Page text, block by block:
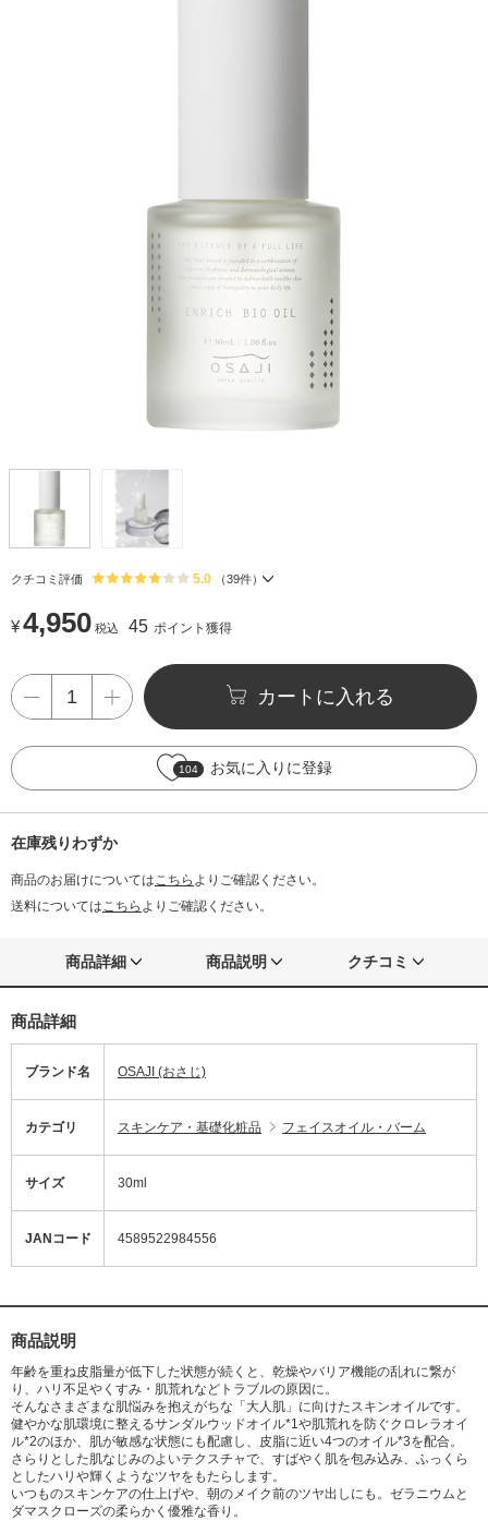
クチコミ評価 5.0 （39件）
¥4,950 税込 45 ポイント獲得
カートに入れる
104 お気に入りに登録
在庫残りわずか
商品のお届けについてはこちら よりご確認ください。
送料についてはこちら よりご確認ください。
商品詳細 商品説明 クチコミ
商品詳細
ブランド名 OSAJI (おさじ)
カテゴリ スキンケア・基礎化粧品 フェイスオイル・バーム
サイズ 30ml
JANコード 4589522984556
商品説明
年齢を重ね皮脂量が低下した状態が続くと、乾燥やバリア機能の乱れに繋が
り、ハリ不足やくすみ・肌荒れなどトラブルの原因に。
そんなさまざまな肌悩みを抱えがちな「大人肌」に向けたスキンオイルです。
健やかな肌環境に整えるサンダルウッドオイル*1や肌荒れを防ぐクロレラオイ
ル*2のほか、肌が敏感な状態にも配慮し、皮脂に近い4つのオイル*3を配合。
さらりとした肌なじみのよいテクスチャで、すばやく肌を包み込み、ふっくら
としたハリや輝くようなツヤをもたらします。
いつものスキンケアの仕上げや、朝のメイク前のツヤ出しにも。ゼラニウムと
ダマスクローズの柔らかく優雅な香り。